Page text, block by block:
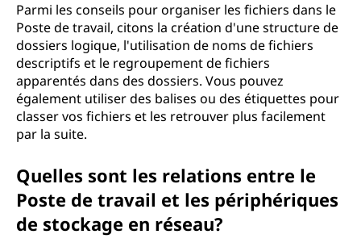
Parmi les conseils pour organiser les fichiers dans le
Poste de travail, citons la création d'une structure de
dossiers logique, l'utilisation de noms de fichiers
descriptifs et le regroupement de fichiers
apparentés dans des dossiers. Vous pouvez
également utiliser des balises ou des étiquettes pour
classer vos fichiers et les retrouver plus facilement
par la suite.
Quelles sont les relations entre le
Poste de travail et les périphériques
de stockage en réseau?